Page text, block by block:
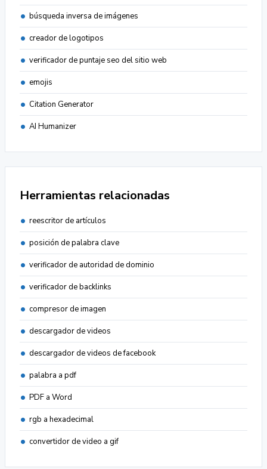
búsqueda inversa de imágenes
creador de logotipos
verificador de puntaje seo del sitio web
emojis
Citation Generator
AI Humanizer
Herramientas relacionadas
reescritor de artículos
posición de palabra clave
verificador de autoridad de dominio
verificador de backlinks
compresor de imagen
descargador de videos
descargador de videos de facebook
palabra a pdf
PDF a Word
rgb a hexadecimal
convertidor de video a gif